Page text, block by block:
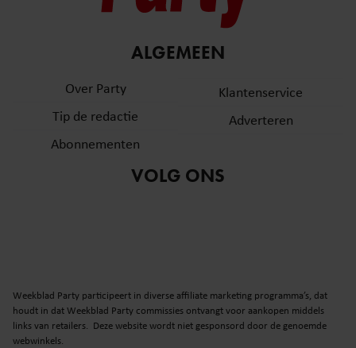
ALGEMEEN
Over Party
Tip de redactie
Abonnementen
Klantenservice
Adverteren
VOLG ONS
Weekblad Party participeert in diverse affiliate marketing programma’s, dat
houdt in dat Weekblad Party commissies ontvangt voor aankopen middels
links van retailers. Deze website wordt niet gesponsord door de genoemde
webwinkels.